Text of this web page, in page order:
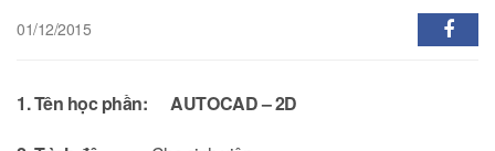
01/12/2015
1. Tên học phần:AUTOCAD – 2D